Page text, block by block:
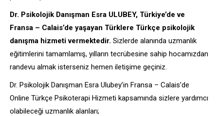
Dr. Psikolojik Danışman Esra ULUBEY, Türkiye’de ve
Fransa – Calais’de yaşayan Türklere Türkçe psikolojik
danışma hizmeti vermektedir. Sizlerde alanında uzmanlık
eğitimlerini tamamlamış, yılların tecrübesine sahip hocamızdan
randevu almak isterseniz hemen iletişime geçiniz.
Dr. Psikolojik Danışman Esra Ulubey’in Fransa – Calais’de
Online Türkçe Psikoterapi Hizmeti kapsamında sizlere yardımcı
olabileceği uzmanlık alanları;